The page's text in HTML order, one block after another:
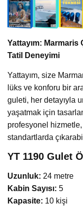
Yattayım: Marmaris
Tatil Deneyimi
Yattayım, size
lüks ve konforu bir
guleti, her detayıyla
yaşatmak için
profesyonel
standartlarda
YT 1190 Gulet
Uzunluk: 24 metre
Kabin Sayısı: 5
Kapasite: 10 kişi